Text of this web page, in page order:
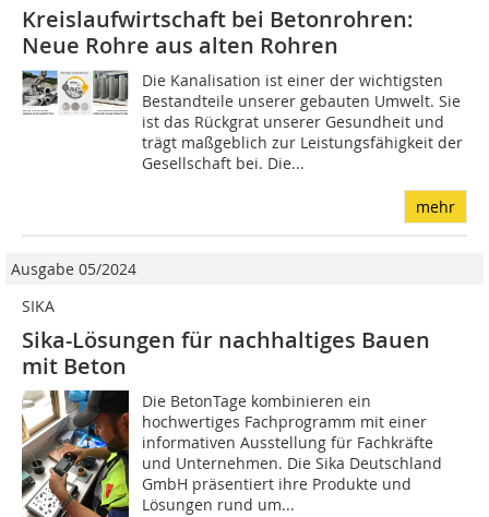
Kreislaufwirtschaft bei Betonrohren:
Neue Rohre aus alten Rohren
Die Kanalisation ist einer der wichtigsten
Bestandteile unserer gebauten Umwelt. Sie
ist das Rückgrat unserer Gesundheit und
trägt maßgeblich zur Leistungsfähigkeit der
Gesellschaft bei. Die...
mehr
Ausgabe 05/2024
SIKA
Sika-Lösungen für nachhaltiges Bauen
mit Beton
Die BetonTage kombinieren ein
hochwertiges Fachprogramm mit einer
informativen Ausstellung für Fachkräfte
und Unternehmen. Die Sika Deutschland
GmbH präsentiert ihre Produkte und
Lösungen rund um...